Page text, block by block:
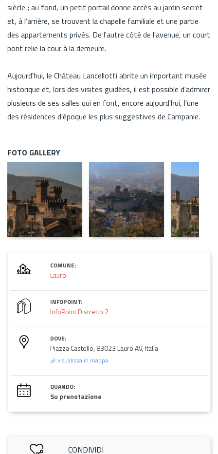
siècle ; au fond, un petit portail donne accès au jardin secret
et, à l’arrière, se trouvent la chapelle familiale et une partie
des appartements privés. De l'autre côté de l'avenue, un court
pont relie la cour à la demeure.
Aujourd'hui, le Château Lancellotti abrite un important musée
historique et, lors des visites guidées, il est possible d'admirer
plusieurs de ses salles qui en font, encore aujourd'hui, l'une
des résidences d'époque les plus suggestives de Campanie.
FOTO GALLERY
COMUNE:
Lauro
INFOPOINT:
InfoPoint Distretto 2
DOVE:
Piazza Castello, 83023 Lauro AV, Italia
visualizza in mappa
QUANDO:
Su prenotazione
CONDIVIDI